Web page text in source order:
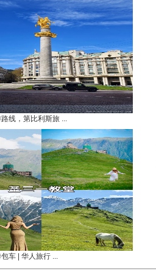
线，第比利斯旅 ...
车 | 华人旅行 ...